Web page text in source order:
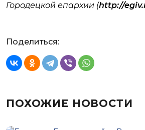
Городецкой епархии (http://
Поделиться:
ПОХОЖИЕ НОВОСТИ